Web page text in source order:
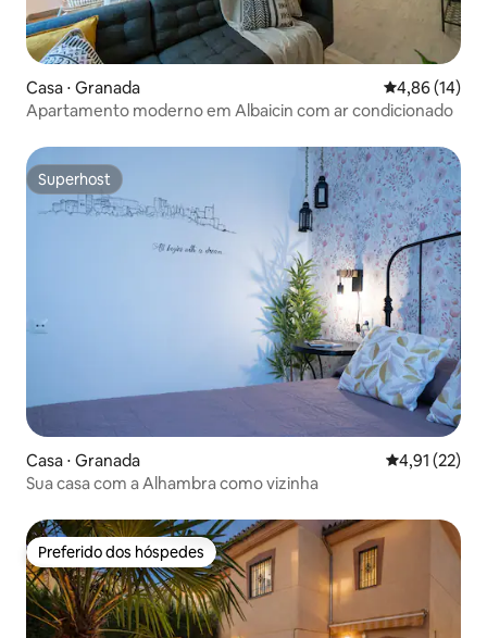
Casa ⋅ Granada 4,86 de uma
4,86 (14)
Apartamento moderno em Albaicin com ar condicionado
Superhost
Superhost
Casa ⋅ Granada 4,91 de uma
4,91 (22)
Sua casa com a Alhambra como vizinha
Preferido dos hóspedes
Preferido dos hóspedes